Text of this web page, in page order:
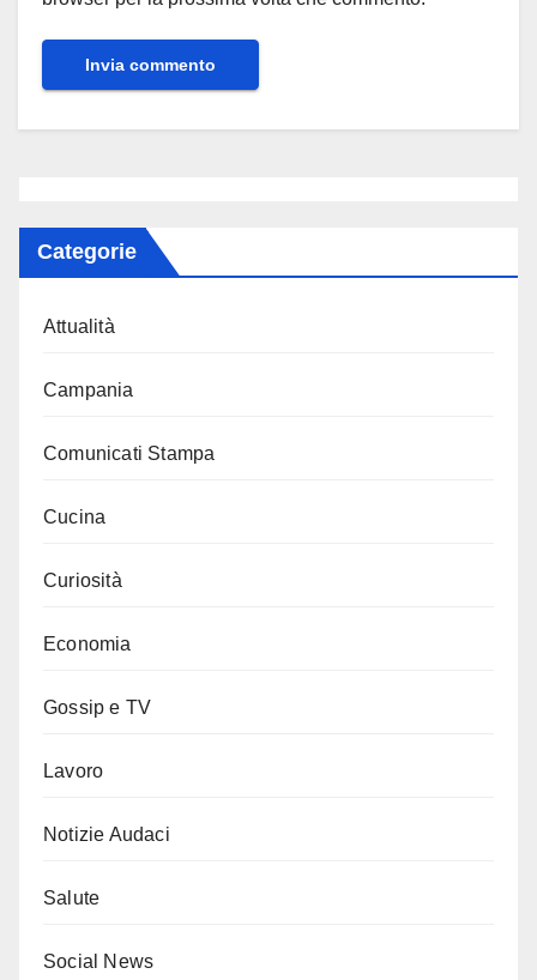
Categorie
Attualità
Campania
Comunicati Stampa
Cucina
Curiosità
Economia
Gossip e TV
Lavoro
Notizie Audaci
Salute
Social News